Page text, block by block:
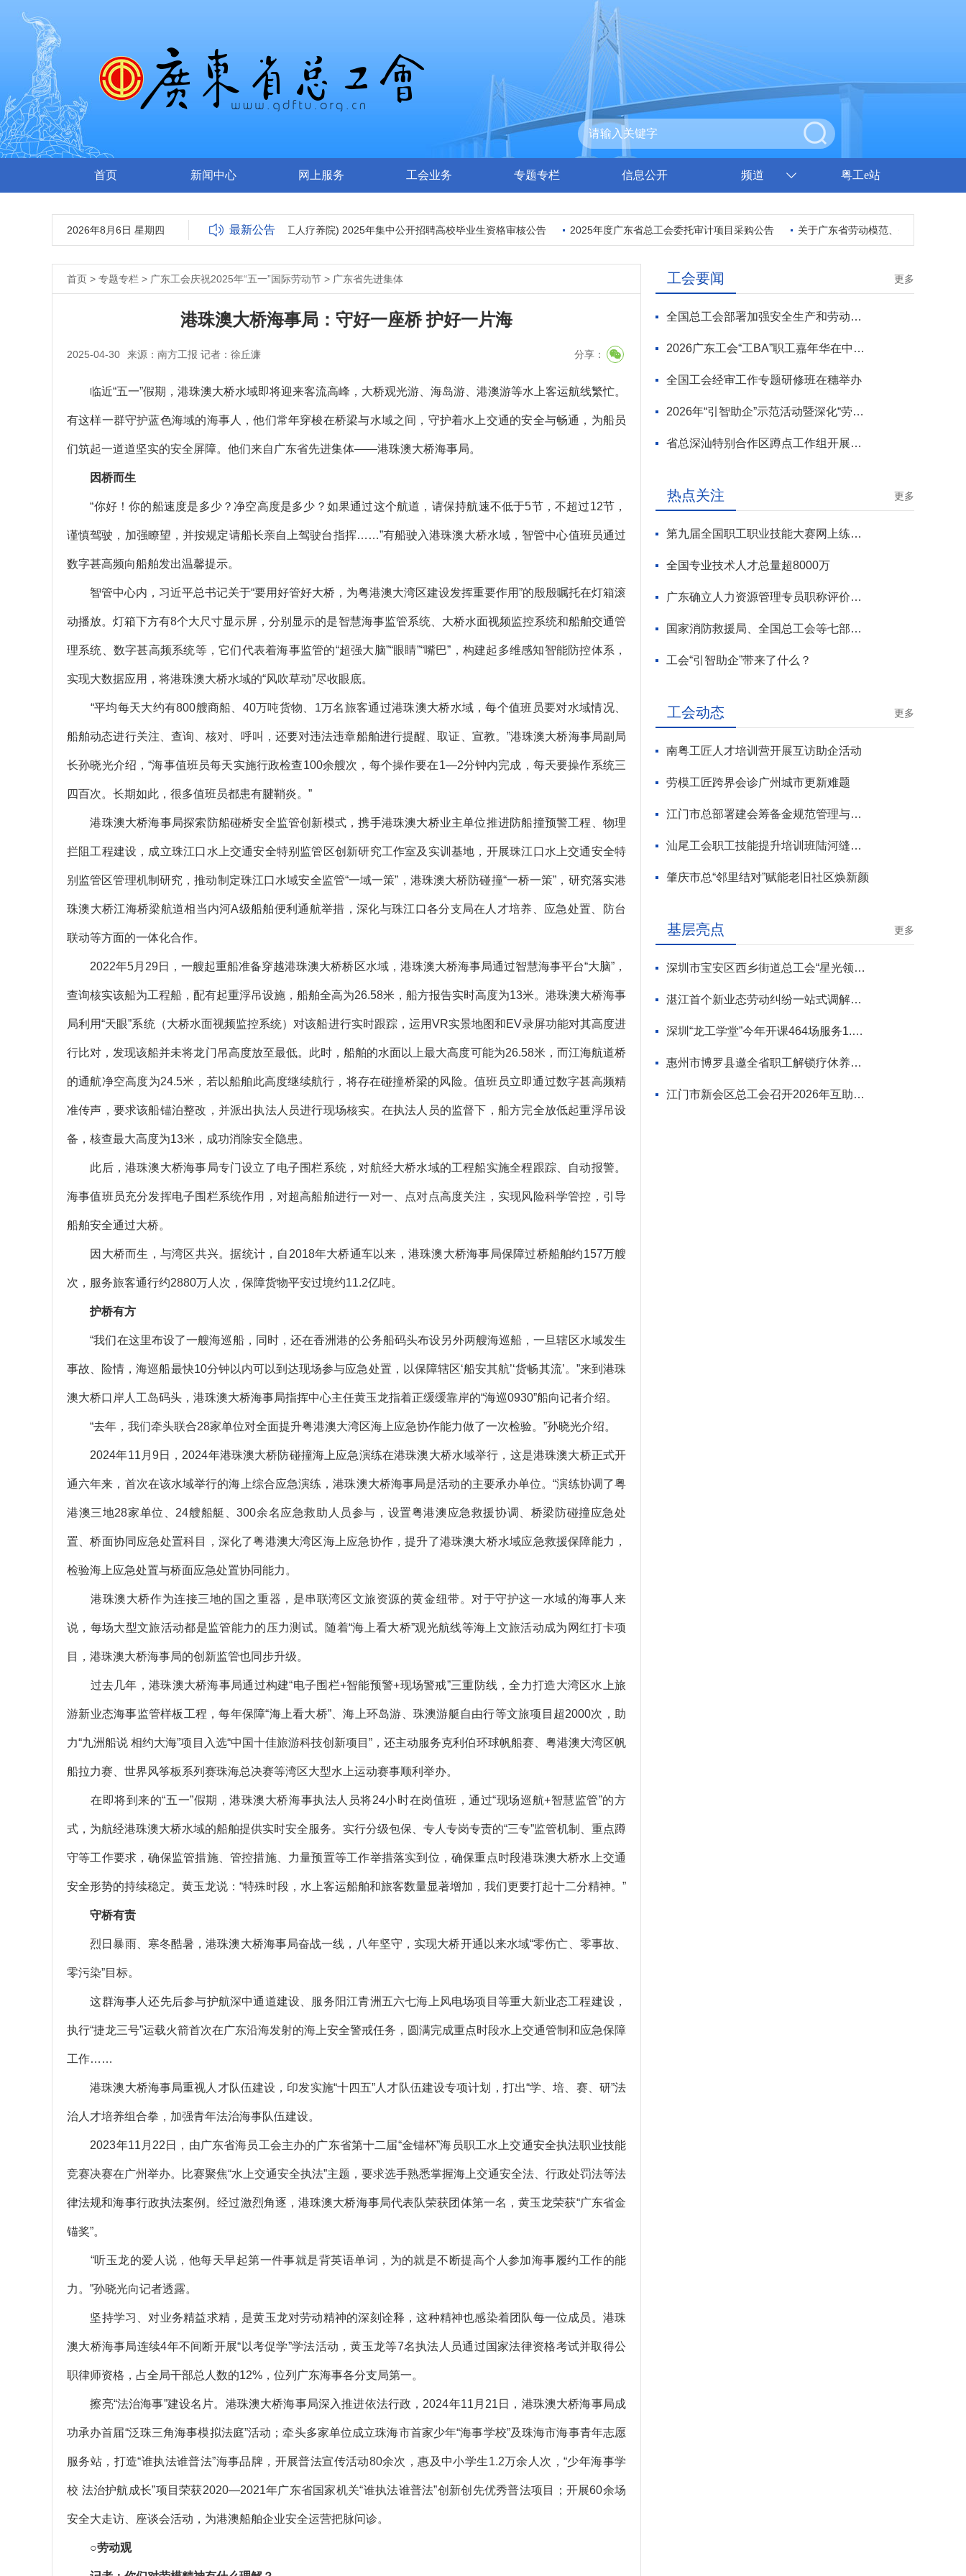
首页 新闻中心 网上服务 工会业务 专题专栏 信息公开 频道 粤工e站
2026年8月6日 星期四 最新公告
广东省工人医院(广东省工人疗养院) 2025年集中公开招聘高校毕业生资格审核公告 2025年度广东省总工会委托审计项目采购公告 关于广东省劳动模范、先进工作者和先进
首页 > 专题专栏 > 广东工会庆祝2025年“五一”国际劳动节 > 广东省先进集体
港珠澳大桥海事局：守好一座桥 护好一片海
2025-04-30 来源：南方工报 记者：徐丘濂 分享：
临近“五一”假期，港珠澳大桥水域即将迎来客流高峰，大桥观光游、海岛游、港澳游等水上客运航线繁忙。
有这样一群守护蓝色海域的海事人，他们常年穿梭在桥梁与水域之间，守护着水上交通的安全与畅通，为船员
们筑起一道道坚实的安全屏障。他们来自广东省先进集体——港珠澳大桥海事局。
因桥而生
“你好！你的船速度是多少？净空高度是多少？如果通过这个航道，请保持航速不低于5节，不超过12节，
谨慎驾驶，加强瞭望，并按规定请船长亲自上驾驶台指挥……”有船驶入港珠澳大桥水域，智管中心值班员通过
数字甚高频向船舶发出温馨提示。
智管中心内，习近平总书记关于“要用好管好大桥，为粤港澳大湾区建设发挥重要作用”的殷殷嘱托在灯箱滚
动播放。灯箱下方有8个大尺寸显示屏，分别显示的是智慧海事监管系统、大桥水面视频监控系统和船舶交通管
理系统、数字甚高频系统等，它们代表着海事监管的“超强大脑”“眼睛”“嘴巴”，构建起多维感知智能防控体系，
实现大数据应用，将港珠澳大桥水域的“风吹草动”尽收眼底。
“平均每天大约有800艘商船、40万吨货物、1万名旅客通过港珠澳大桥水域，每个值班员要对水域情况、
船舶动态进行关注、查询、核对、呼叫，还要对违法违章船舶进行提醒、取证、宣教。”港珠澳大桥海事局副局
长孙晓光介绍，“海事值班员每天实施行政检查100余艘次，每个操作要在1—2分钟内完成，每天要操作系统三
四百次。长期如此，很多值班员都患有腱鞘炎。”
港珠澳大桥海事局探索防船碰桥安全监管创新模式，携手港珠澳大桥业主单位推进防船撞预警工程、物理
拦阻工程建设，成立珠江口水上交通安全特别监管区创新研究工作室及实训基地，开展珠江口水上交通安全特
别监管区管理机制研究，推动制定珠江口水域安全监管“一域一策”，港珠澳大桥防碰撞“一桥一策”，研究落实港
珠澳大桥江海桥梁航道相当内河A级船舶便利通航举措，深化与珠江口各分支局在人才培养、应急处置、防台
联动等方面的一体化合作。
2022年5月29日，一艘起重船准备穿越港珠澳大桥桥区水域，港珠澳大桥海事局通过智慧海事平台“大脑”，
查询核实该船为工程船，配有起重浮吊设施，船舶全高为26.58米，船方报告实时高度为13米。港珠澳大桥海事
局利用“天眼”系统（大桥水面视频监控系统）对该船进行实时跟踪，运用VR实景地图和EV录屏功能对其高度进
行比对，发现该船并未将龙门吊高度放至最低。此时，船舶的水面以上最大高度可能为26.58米，而江海航道桥
的通航净空高度为24.5米，若以船舶此高度继续航行，将存在碰撞桥梁的风险。值班员立即通过数字甚高频精
准传声，要求该船锚泊整改，并派出执法人员进行现场核实。在执法人员的监督下，船方完全放低起重浮吊设
备，核查最大高度为13米，成功消除安全隐患。
此后，港珠澳大桥海事局专门设立了电子围栏系统，对航经大桥水域的工程船实施全程跟踪、自动报警。
海事值班员充分发挥电子围栏系统作用，对超高船舶进行一对一、点对点高度关注，实现风险科学管控，引导
船舶安全通过大桥。
因大桥而生，与湾区共兴。据统计，自2018年大桥通车以来，港珠澳大桥海事局保障过桥船舶约157万艘
次，服务旅客通行约2880万人次，保障货物平安过境约11.2亿吨。
护桥有方
“我们在这里布设了一艘海巡船，同时，还在香洲港的公务船码头布设另外两艘海巡船，一旦辖区水域发生
事故、险情，海巡船最快10分钟以内可以到达现场参与应急处置，以保障辖区‘船安其航’‘货畅其流’。”来到港珠
澳大桥口岸人工岛码头，港珠澳大桥海事局指挥中心主任黄玉龙指着正缓缓靠岸的“海巡0930”船向记者介绍。
“去年，我们牵头联合28家单位对全面提升粤港澳大湾区海上应急协作能力做了一次检验。”孙晓光介绍。
2024年11月9日，2024年港珠澳大桥防碰撞海上应急演练在港珠澳大桥水域举行，这是港珠澳大桥正式开
通六年来，首次在该水域举行的海上综合应急演练，港珠澳大桥海事局是活动的主要承办单位。“演练协调了粤
港澳三地28家单位、24艘船艇、300余名应急救助人员参与，设置粤港澳应急救援协调、桥梁防碰撞应急处
置、桥面协同应急处置科目，深化了粤港澳大湾区海上应急协作，提升了港珠澳大桥水域应急救援保障能力，
检验海上应急处置与桥面应急处置协同能力。
港珠澳大桥作为连接三地的国之重器，是串联湾区文旅资源的黄金纽带。对于守护这一水域的海事人来
说，每场大型文旅活动都是监管能力的压力测试。随着“海上看大桥”观光航线等海上文旅活动成为网红打卡项
目，港珠澳大桥海事局的创新监管也同步升级。
过去几年，港珠澳大桥海事局通过构建“电子围栏+智能预警+现场警戒”三重防线，全力打造大湾区水上旅
游新业态海事监管样板工程，每年保障“海上看大桥”、海上环岛游、珠澳游艇自由行等文旅项目超2000次，助
力“九洲船说 相约大海”项目入选“中国十佳旅游科技创新项目”，还主动服务克利伯环球帆船赛、粤港澳大湾区帆
船拉力赛、世界风筝板系列赛珠海总决赛等湾区大型水上运动赛事顺利举办。
在即将到来的“五一”假期，港珠澳大桥海事执法人员将24小时在岗值班，通过“现场巡航+智慧监管”的方
式，为航经港珠澳大桥水域的船舶提供实时安全服务。实行分级包保、专人专岗专责的“三专”监管机制、重点蹲
守等工作要求，确保监管措施、管控措施、力量预置等工作举措落实到位，确保重点时段港珠澳大桥水上交通
安全形势的持续稳定。黄玉龙说：“特殊时段，水上客运船舶和旅客数量显著增加，我们更要打起十二分精神。”
守桥有责
烈日暴雨、寒冬酷暑，港珠澳大桥海事局奋战一线，八年坚守，实现大桥开通以来水域“零伤亡、零事故、
零污染”目标。
这群海事人还先后参与护航深中通道建设、服务阳江青洲五六七海上风电场项目等重大新业态工程建设，
执行“捷龙三号”运载火箭首次在广东沿海发射的海上安全警戒任务，圆满完成重点时段水上交通管制和应急保障
工作……
港珠澳大桥海事局重视人才队伍建设，印发实施“十四五”人才队伍建设专项计划，打出“学、培、赛、研”法
治人才培养组合拳，加强青年法治海事队伍建设。
2023年11月22日，由广东省海员工会主办的广东省第十二届“金锚杯”海员职工水上交通安全执法职业技能
竞赛决赛在广州举办。比赛聚焦“水上交通安全执法”主题，要求选手熟悉掌握海上交通安全法、行政处罚法等法
律法规和海事行政执法案例。经过激烈角逐，港珠澳大桥海事局代表队荣获团体第一名，黄玉龙荣获“广东省金
锚奖”。
“听玉龙的爱人说，他每天早起第一件事就是背英语单词，为的就是不断提高个人参加海事履约工作的能
力。”孙晓光向记者透露。
坚持学习、对业务精益求精，是黄玉龙对劳动精神的深刻诠释，这种精神也感染着团队每一位成员。港珠
澳大桥海事局连续4年不间断开展“以考促学”学法活动，黄玉龙等7名执法人员通过国家法律资格考试并取得公
职律师资格，占全局干部总人数的12%，位列广东海事各分支局第一。
擦亮“法治海事”建设名片。港珠澳大桥海事局深入推进依法行政，2024年11月21日，港珠澳大桥海事局成
功承办首届“泛珠三角海事模拟法庭”活动；牵头多家单位成立珠海市首家少年“海事学校”及珠海市海事青年志愿
服务站，打造“谁执法谁普法”海事品牌，开展普法宣传活动80余次，惠及中小学生1.2万余人次，“少年海事学
校 法治护航成长”项目荣获2020—2021年广东省国家机关“谁执法谁普法”创新创先优秀普法项目；开展60余场
安全大走访、座谈会活动，为港澳船舶企业安全运营把脉问诊。
○劳动观
工会要闻 更多
全国总工会部署加强安全生产和劳动保护工作
2026广东工会“工BA”职工嘉年华在中山举行
全国工会经审工作专题研修班在穗举办
2026年“引智助企”示范活动暨深化“劳模工匠进万企”专项行动启动
省总深汕特别合作区蹲点工作组开展首轮调研
热点关注 更多
第九届全国职工职业技能大赛网上练兵正式启动
全国专业技术人才总量超8000万
广东确立人力资源管理专员职称评价标准
国家消防救援局、全国总工会等七部门联合部署 开展全民消防安全素质提升行动
工会“引智助企”带来了什么？
工会动态 更多
南粤工匠人才培训营开展互访助企活动
劳模工匠跨界会诊广州城市更新难题
江门市总部署建会筹备金规范管理与基层工会组建攻坚行动
汕尾工会职工技能提升培训班陆河缝纫工专场开班
肇庆市总“邻里结对”赋能老旧社区焕新颜
基层亮点 更多
深圳市宝安区西乡街道总工会“星光领航”品牌首场活动走进企业
湛江首个新业态劳动纠纷一站式调解平台揭牌
深圳“龙工学堂”今年开课464场服务1.2万职工
惠州市博罗县邀全省职工解锁疗休养新范式
江门市新会区总工会召开2026年互助互济爱心慰问座谈会